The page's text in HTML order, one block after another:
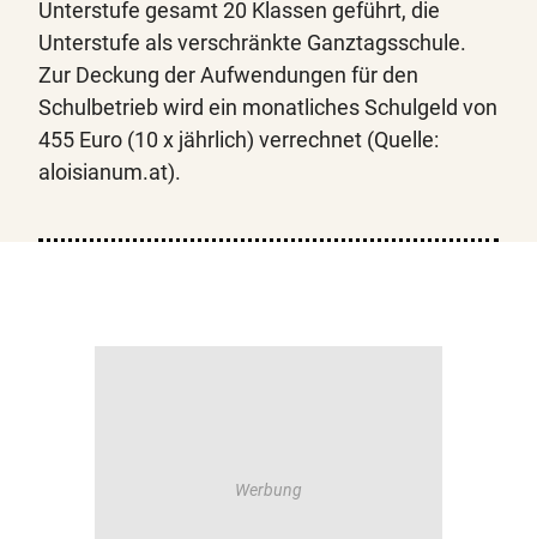
Unterstufe gesamt 20 Klassen geführt, die
Unterstufe als verschränkte Ganztagsschule.
Zur Deckung der Aufwendungen für den
Schulbetrieb wird ein monatliches Schulgeld von
455 Euro (10 x jährlich) verrechnet (Quelle:
aloisianum.at).